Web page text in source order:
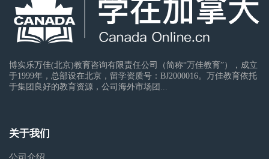
博实乐万佳(北京)教育咨询有限责任公司（简称“万佳教育”），成立
于1999年，总部设在北京，留学资质号：BJ2000016。万佳教育依托
于集团良好的教育资源，公司海外市场团...
关于我们